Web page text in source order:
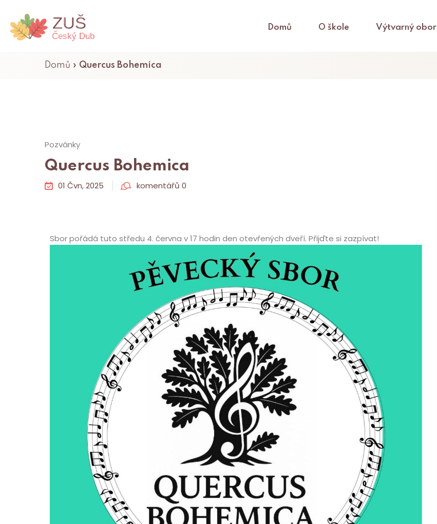
Domů O škole Výtvarný obor
Domů » Quercus Bohemica
Pozvánky
Quercus Bohemica
01 Čvn, 2025 komentářů 0
Sbor pořádá tuto středu 4. června v 17 hodin den otevřených dveří. Přijďte si zazpívat!